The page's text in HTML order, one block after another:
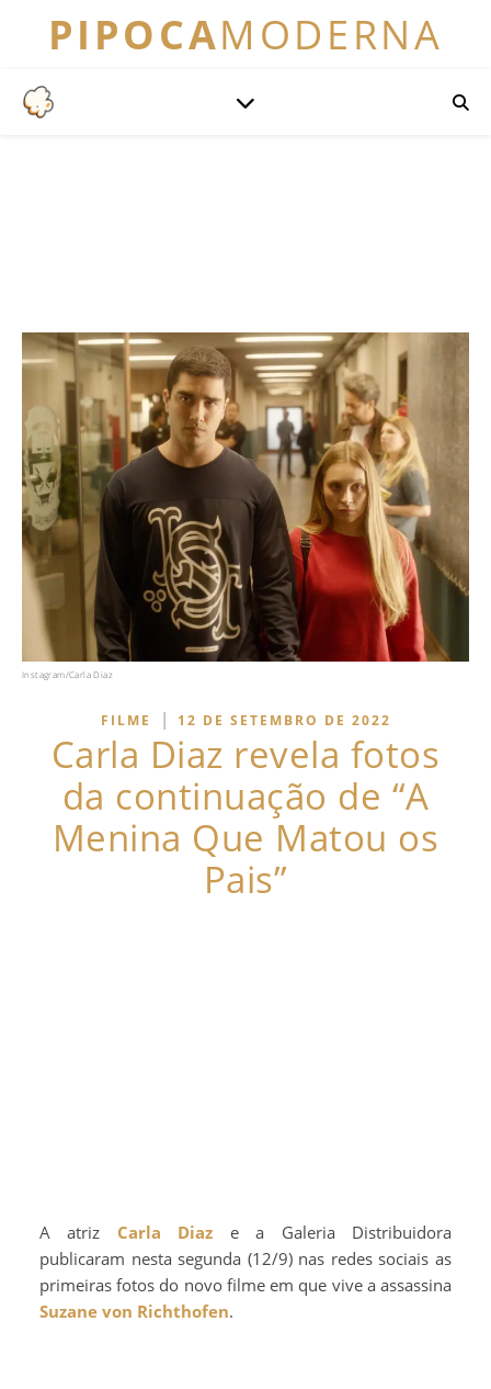
PIPOCAMODERNA
Instagram/Carla Diaz
FILME | 12 DE SETEMBRO DE 2022
Carla Diaz revela fotos
da continuação de “A
Menina Que Matou os
Pais”
A atriz Carla Diaz e a Galeria Distribuidora
publicaram nesta segunda (12/9) nas redes sociais as
primeiras fotos do novo filme em que vive a assassina
Suzane von Richthofen.